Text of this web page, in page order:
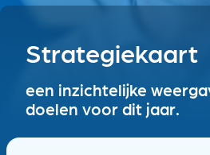
Strategiekaart
een inzichtelijke
doelen voor dit jaar.